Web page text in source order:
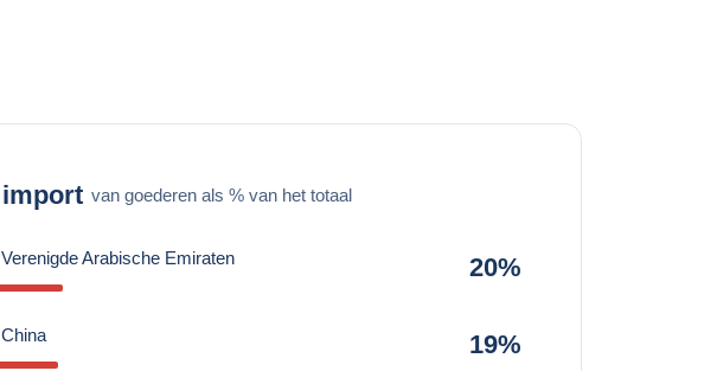
import van goederen als % van het totaal
Verenigde Arabische Emiraten 20%
China 19%